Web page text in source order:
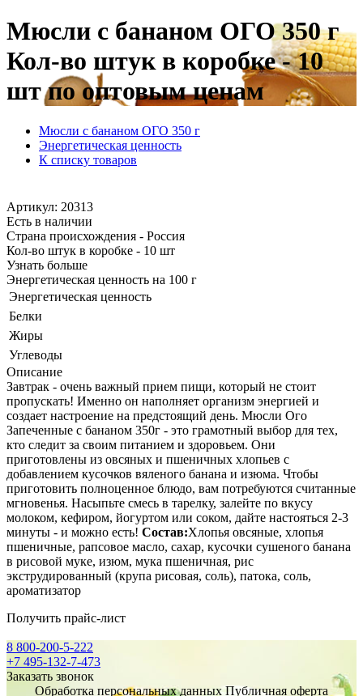
Мюсли с бананом ОГО 350 г
Кол-во штук в коробке - 10
шт по оптовым ценам
Мюсли с бананом ОГО 350 г
Энергетическая ценность
К списку товаров
Артикул: 20313
Есть в наличии
Страна происхождения - Россия
Кол-во штук в коробке - 10 шт
Узнать больше
Энергетическая ценность на 100 г
Энергетическая ценность
Белки
Жиры
Углеводы
Описание
Завтрак - очень важный прием пищи, который не стоит
пропускать! Именно он наполняет организм энергией и
создает настроение на предстоящий день. Мюсли Ого
Запеченные с бананом 350г - это грамотный выбор для тех,
кто следит за своим питанием и здоровьем. Они
приготовлены из овсяных и пшеничных хлопьев с
добавлением кусочков вяленого банана и изюма. Чтобы
приготовить полноценное блюдо, вам потребуются считанные
мгновенья. Насыпьте смесь в тарелку, залейте по вкусу
молоком, кефиром, йогуртом или соком, дайте настояться 2-3
минуты - и можно есть! Состав:Хлопья овсяные, хлопья
пшеничные, рапсовое масло, сахар, кусочки сушеного банана
в рисовой муке, изюм, мука пшеничная, рис
экструдированный (крупа рисовая, соль), патока, соль,
ароматизатор
Получить прайс-лист
8 800-200-5-222
+7 495-132-7-473
Заказать звонок
Обработка персональных данных Публичная оферта